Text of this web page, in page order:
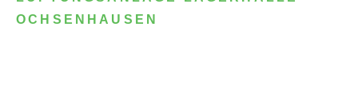
OCHSENHAUSEN